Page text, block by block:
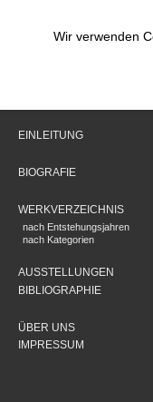
Wir verwenden
EINLEITUNG
BIOGRAFIE
WERKVERZEICHNIS
nach Entstehungsjahren
nach Kategorien
AUSSTELLUNGEN
BIBLIOGRAPHIE
ÜBER UNS
IMPRESSUM